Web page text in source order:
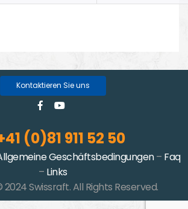
Kontaktieren Sie uns
(0)81 911 52 50
Geschäftsbedingungen– Faq
– Links
Swissraft. All Rights Reserved.